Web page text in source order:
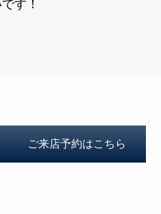
す！
ご来店予約はこちら